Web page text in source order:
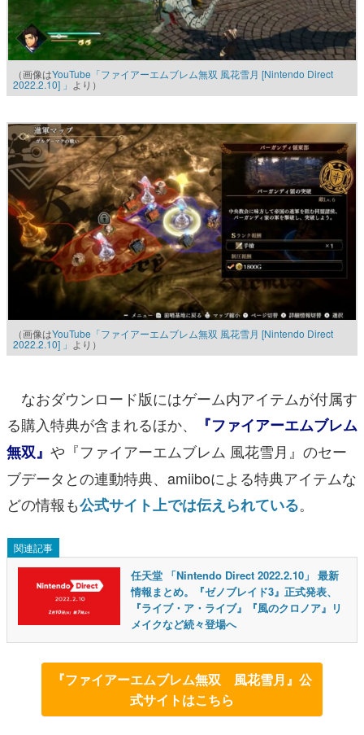
（画像はYouTube「ファイアーエムブレム無双 風花雪月 [Nintendo Direct
2022.2.10] 」 より）
（画像はYouTube「ファイアーエムブレム無双 風花雪月 [Nintendo Direct
2022.2.10] 」 より）
なおダウンロード版にはゲーム内アイテムが付属す
る購入特典が含まれるほか、
『ファイアーエムブレム
無双』 や『ファイアーエムブレム 風花雪月』のセー
ブデータとの連動特典、amiiboによる特典アイテムな
どの情報も公式サイト上では伝えられている。
関連記事
任天堂 「Nintendo Direct 2022.2.10」 最新
情報まとめ。『ゼノブレイド3』正式発表、
『ライブ・ア・ライブ』『風のクロノア』リ
メイクなど続々登場へ
『ファイアーエムブレム無双 風花雪月』公
式サイトはこちら